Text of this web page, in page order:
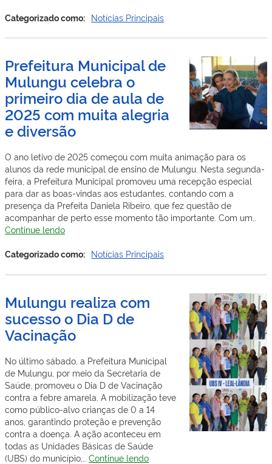
Realiza
das
Estradas
Vicinais
do
Categorizado como: Notícias Principais
Prefeitura Municipal de
Mulungu celebra o
primeiro dia de aula de
2025 com muita alegria
e diversão
O ano letivo de 2025 começou com muita animação para os
alunos da rede municipal de ensino de Mulungu. Nesta segunda-
feira, a Prefeitura Municipal promoveu uma recepção especial
para dar as boas-vindas aos estudantes, contando com a
presença da Prefeita Daniela Ribeiro, que fez questão de
acompanhar de perto esse momento tão importante. Com um…
Continue lendoPrefeitura
de
celebra
primeiro
dia
de
aula
2025
com
muita
alegria
e
diversão
Categorizado como: Notícias Principais
Mulungu realiza com
sucesso o Dia D de
Vacinação
No último sábado, a Prefeitura Municipal
de Mulungu, por meio da Secretaria de
Saúde, promoveu o Dia D de Vacinação
contra a febre amarela. A mobilização teve
como público-alvo crianças de 0 a 14
anos, garantindo proteção e prevenção
contra a doença. A ação aconteceu em
todas as Unidades Básicas de Saúde
(UBS) do município,… Continue lendoMulungu